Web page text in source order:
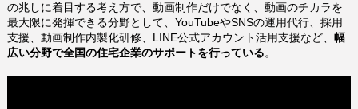
の兆しに着目する考え方で、 動画制作だけでなく、動画のチカラを
最大限に発揮できる分野として、YouTubeやSNSの運用代行、採用
支援、動画制作内製化研修、LINE公式アカウント活用支援など、 幅
広い分野で全国の住宅企業のサポートを行っている。